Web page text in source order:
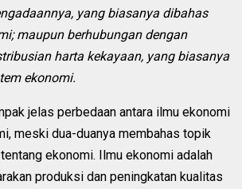
yang biasanya dibahas
maupun berhubungan dengan
harta kekayaan, yang biasanya
ekonomi.
jelas perbedaan antara ilmu ekonomi
meski dua-duanya membahas topik
ekonomi. Ilmu ekonomi adalah
produksi dan peningkatan kualitas